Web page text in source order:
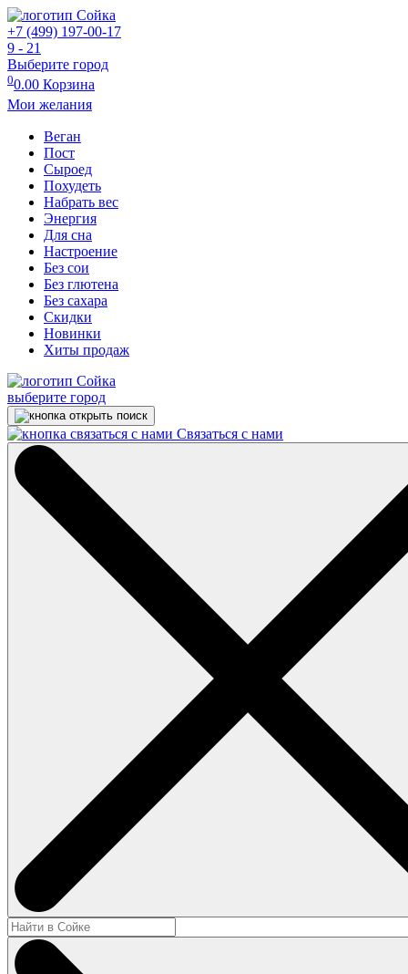
+7 (499) 197-00-17
9 - 21
Выберите город
00.00 Корзина
Мои желания
Веган
Пост
Сыроед
Похудеть
Набрать вес
Энергия
Для сна
Настроение
Без сои
Без глютена
Без сахара
Скидки
Новинки
Хиты продаж
выберите город
Связаться с нами